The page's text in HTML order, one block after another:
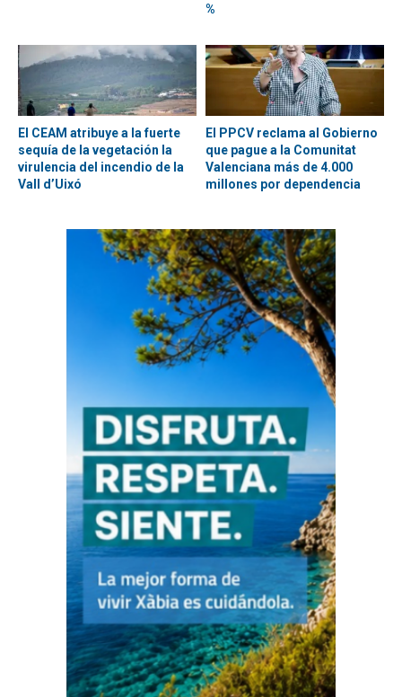
%
El CEAM atribuye a la fuerte
sequía de la vegetación la
virulencia del incendio de la
Vall d’Uixó
El PPCV reclama al Gobierno
que pague a la Comunitat
Valenciana más de 4.000
millones por dependencia